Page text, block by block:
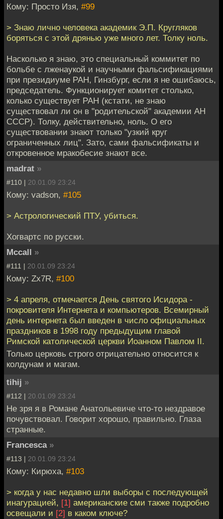
Кому: Просто Изя, #99
> Знаю лично человека академик Э.П. Кругляков
боряться с этой дрянью уже много лет. Толку ноль.
Насколько я знаю, это специальный коммитет по
больбе с лженаукой и научными фальсификациями
при президиуме РАН, Гинзбург, если я не ошибаюсь,
председатель. Функционирует комитет столько,
колько существует РАН (кстати, не знаю
существовал ли он в "родительской" академии АН
СССР). Толку, действительно, ноль. О его
существовании знают только "узкий круг
ограниченных лиц". Зато, сами фальсификаты и
откровенное мракобесие знают все.
madrat »
#110 | 20.01.09 23:24
Кому: vadson, #105
> Астрологический ПТУ, убиться.
Хогвартс по русски.
Mccall »
#111 | 20.01.09 23:24
Кому: Zx7R, #100
> 4 апреля, отмечается День святого Исидора -
покровителя Интернета и компьютеров. Всемирный
день интернета был введен в число официальных
праздников в 1998 году предыдущим главой
Римской католической церкви Иоанном Павлом II.
Только церковь строго отрицательно относится к
колдунам и магам.
tihij »
#112 | 20.01.09 23:24
Не зря я в Романе Анатольевиче что-то нездравое
почувствовал. Говорит хорошо, правильно. Глаза
странные.
Francesca »
#113 | 20.01.09 23:24
Кому: Кирюха, #103
> когда у нас недавно шли выборы с последующей
инагурацией, [1] американские сми также подробно
освещали и [2] в каком ключе?